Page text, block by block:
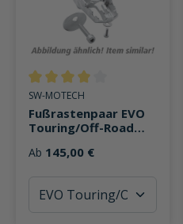
Durchschnittliche Bewertung
SW-MOTECH
Fußrastenpaar EVO
Touring/Off-Road
Ab 145,00 €